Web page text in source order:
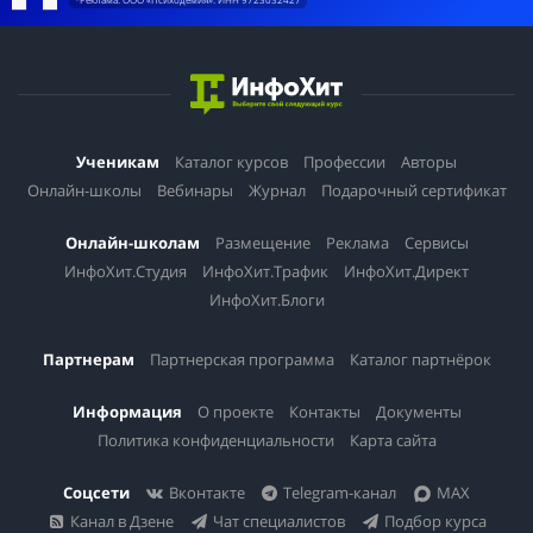
Ученикам Каталог курсов Профессии
Авторы
Онлайн-школы
Вебинары Журнал Подарочный сертификат
Онлайн-школам Размещение Реклама
Сервисы
ИнфоХит.Студия
ИнфоХит.Трафик
ИнфоХит.Директ
ИнфоХит.Блоги
Партнерам Партнерская программа Каталог партнёрок
Информация О проекте Контакты
Документы
Политика конфиденциальности
Карта сайта
Соцсети Вконтакте Telegram-канал
MAX
Канал в Дзене
Чат специалистов Подбор курса